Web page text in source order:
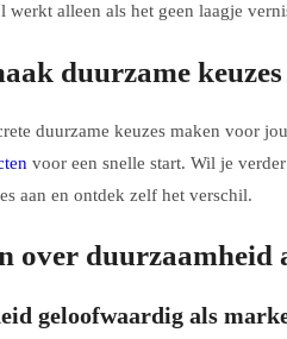
alleen als het geen laagje
duurzame
duurzame keuzes maken voor
voor een snelle start. Wil je
aan en ontdek zelf het verschil.
over
geloofwaardig als